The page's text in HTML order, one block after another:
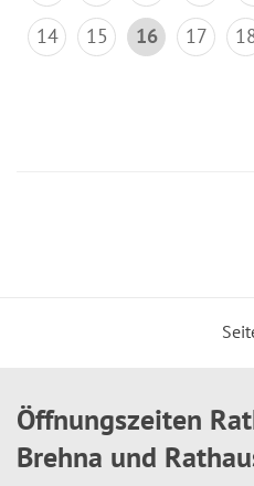
14
15 16 17
Öffnungszeiten
Brehna und